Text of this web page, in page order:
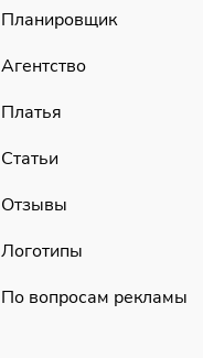
Планировщик
Агентство
Платья
Статьи
Отзывы
Логотипы
По вопросам рекламы